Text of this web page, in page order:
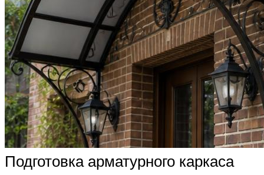
Подготовка арматурного каркаса